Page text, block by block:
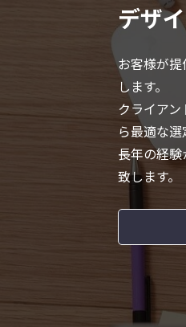
デザ
お客様が
します。
クライア
ら最適な選
長年の経
致します。